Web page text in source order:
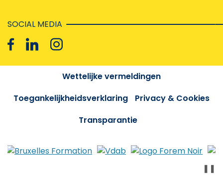
SOCIAL MEDIA
Wettelijke vermeldingen
Toegankelijkheidsverklaring
Privacy & Cookies
Transparantie
❚❚